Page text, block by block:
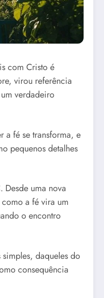
com Cristo é
virou referência
verdadeiro
a fé se transforma, e
pequenos detalhes
Desde uma nova
a fé vira um
o encontro
daqueles do
consequência